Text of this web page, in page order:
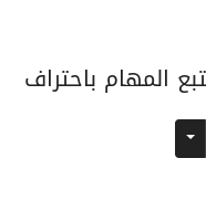
Toggle Dropdown